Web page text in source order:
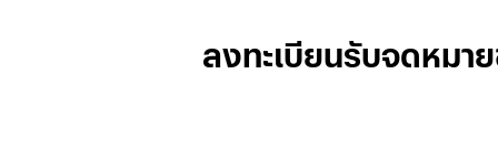
ลงทะเบียนรับจดหมา